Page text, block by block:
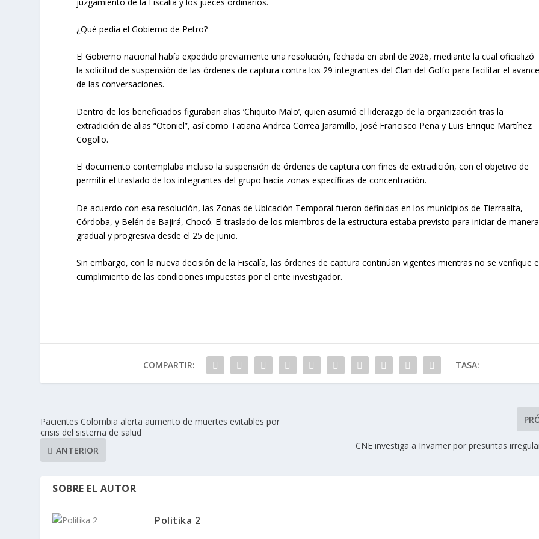
¿Qué pedía el Gobierno de Petro?
El Gobierno nacional había expedido previamente una resolución, fechada en abril de 2026, mediante la cual oficializó
la solicitud de suspensión de las órdenes de captura contra los 29 integrantes del Clan del Golfo para facilitar el avance
de las conversaciones.
Dentro de los beneficiados figuraban alias ‘Chiquito Malo’, quien asumió el liderazgo de la organización tras la
extradición de alias “Otoniel”, así como Tatiana Andrea Correa Jaramillo, José Francisco Peña y Luis Enrique Martínez
Cogollo.
El documento contemplaba incluso la suspensión de órdenes de captura con fines de extradición, con el objetivo de
permitir el traslado de los integrantes del grupo hacia zonas específicas de concentración.
De acuerdo con esa resolución, las Zonas de Ubicación Temporal fueron definidas en los municipios de Tierraalta,
Córdoba, y Belén de Bajirá, Chocó. El traslado de los miembros de la estructura estaba previsto para iniciar de manera
gradual y progresiva desde el 25 de junio.
Sin embargo, con la nueva decisión de la Fiscalía, las órdenes de captura continúan vigentes mientras no se verifique
cumplimiento de las condiciones impuestas por el ente investigador.
COMPARTIR: TASA:
Pacientes Colombia alerta aumento de muertes evitables por
crisis del sistema de salud
ANTERIOR
CNE investiga a Invamer por presuntas
SOBRE EL AUTOR
Politika 2